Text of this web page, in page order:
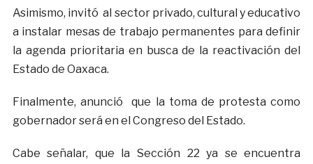
Asimismo, invitó al sector privado, cultural y educativo
a instalar mesas de trabajo permanentes para definir
la agenda prioritaria en busca de la reactivación del
Estado de Oaxaca.
Finalmente, anunció que la toma de protesta como
gobernador será en el Congreso del Estado.
Cabe señalar, que la Sección 22 ya se encuentra